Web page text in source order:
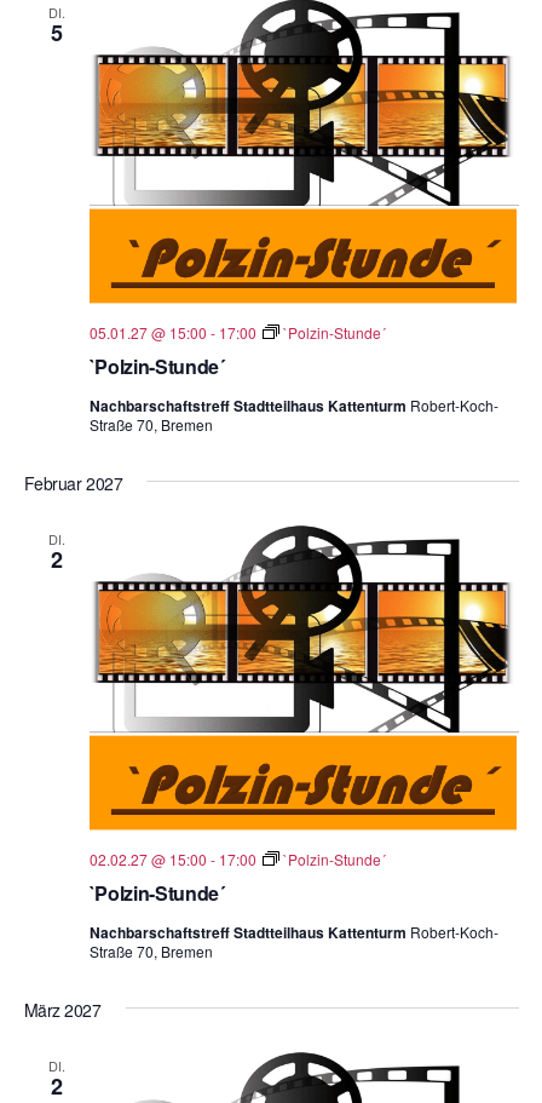
DI.
5
`Polzin-Stunde´
05.01.27 @ 15:00 - 17:00 `Polzin-Stunde´
Nachbarschaftstreff Stadtteilhaus Kattenturm Robert-Koch-
Straße 70, Bremen
Februar 2027
DI.
2
`Polzin-Stunde´
02.02.27 @ 15:00 - 17:00 `Polzin-Stunde´
Nachbarschaftstreff Stadtteilhaus Kattenturm Robert-Koch-
Straße 70, Bremen
März 2027
DI.
2